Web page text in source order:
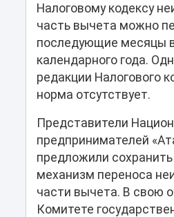
Налоговому кодексу
часть вычета можно
последующие месяцы
календарного года.
редакции Налогового
норма отсутствует.
Представители
предпринимателей
предложили
механизм переноса
части вычета. В свою
Комитете